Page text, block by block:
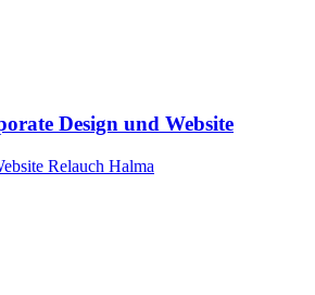
Design und Website